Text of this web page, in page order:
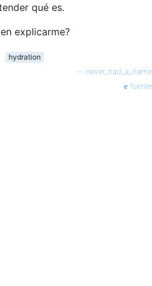
qué es.
explicarme?
hydration
never_had_a_name
fuente